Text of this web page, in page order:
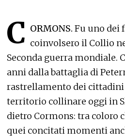
C ORMONS. Fu uno dei
coinvolsero il Collio
Seconda guerra mondiale.
anni dalla battaglia di
rastrellamento dei
territorio collinare oggi in
dietro Cormons: tra coloro
quei concitati momenti